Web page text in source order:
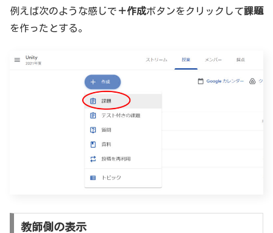
例えば次のような感じで ＋作成ボタンをクリックして課題
を作ったとする。
教師側の表示